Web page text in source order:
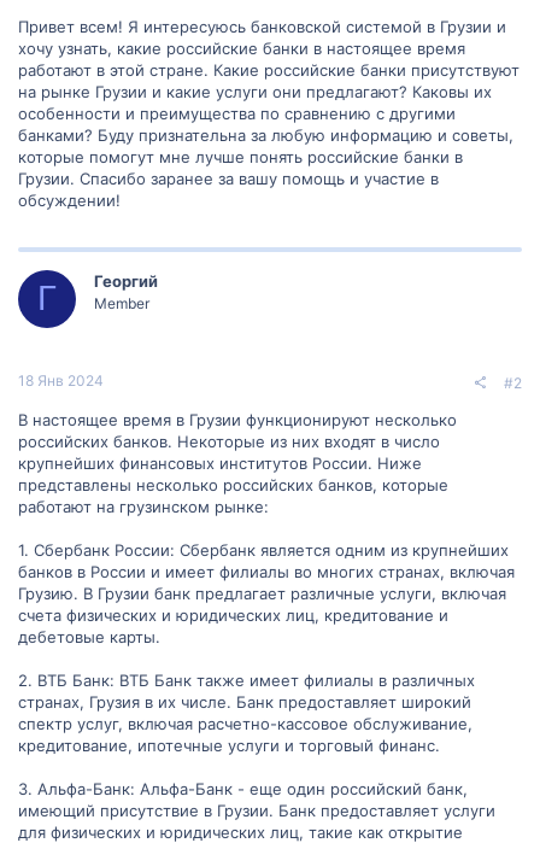
Привет всем! Я интересуюсь банковской системой в Грузии и
хочу узнать, какие российские банки в настоящее время
работают в этой стране. Какие российские банки присутствуют
на рынке Грузии и какие услуги они предлагают? Каковы их
особенности и преимущества по сравнению с другими
банками? Буду признательна за любую информацию и советы,
которые помогут мне лучше понять российские банки в
Грузии. Спасибо заранее за вашу помощь и участие в
обсуждении!
Г Георгий
Member
18 Янв 2024 #2
В настоящее время в Грузии функционируют несколько
российских банков. Некоторые из них входят в число
крупнейших финансовых институтов России. Ниже
представлены несколько российских банков, которые
работают на грузинском рынке:
1. Сбербанк России: Сбербанк является одним из крупнейших
банков в России и имеет филиалы во многих странах, включая
Грузию. В Грузии банк предлагает различные услуги, включая
счета физических и юридических лиц, кредитование и
дебетовые карты.
2. ВТБ Банк: ВТБ Банк также имеет филиалы в различных
странах, Грузия в их числе. Банк предоставляет широкий
спектр услуг, включая расчетно-кассовое обслуживание,
кредитование, ипотечные услуги и торговый финанс.
3. Альфа-Банк: Альфа-Банк - еще один российский банк,
имеющий присутствие в Грузии. Банк предоставляет услуги
для физических и юридических лиц, такие как открытие